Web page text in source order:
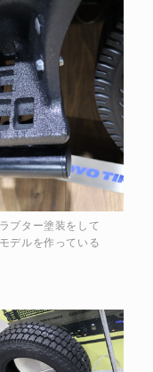
プター塗装をして
デルを作っている